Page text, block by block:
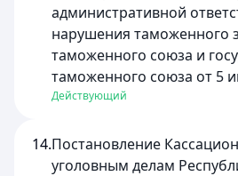
административной
нарушения таможенного
таможенного союза и
таможенного союза от 5
Действующий
14.Постановление
уголовным делам